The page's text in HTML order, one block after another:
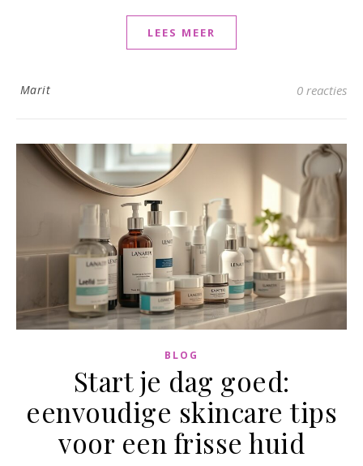
LEES MEER
Marit 0 reacties
BLOG
Start je dag goed:
eenvoudige skincare tips
voor een frisse huid